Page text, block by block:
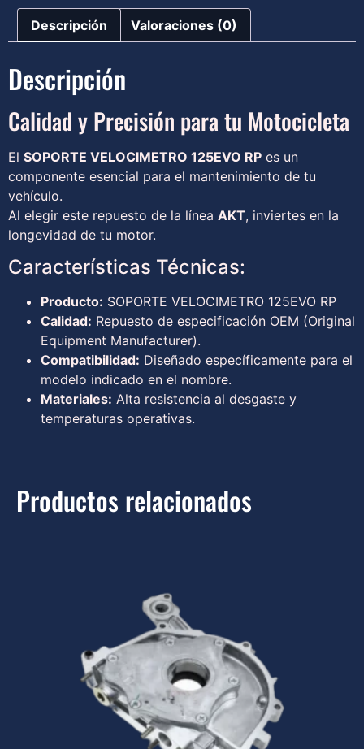
Descripción Valoraciones (0)
Descripción
Calidad y Precisión para tu Motocicleta
El SOPORTE VELOCIMETRO 125EVO RP es un
componente esencial para el mantenimiento de tu
vehículo.
Al elegir este repuesto de la línea AKT, inviertes en la
longevidad de tu motor.
Características Técnicas:
Producto: SOPORTE VELOCIMETRO 125EVO RP
Calidad: Repuesto de especificación OEM (Original
Equipment Manufacturer).
Compatibilidad: Diseñado específicamente para el
modelo indicado en el nombre.
Materiales: Alta resistencia al desgaste y
temperaturas operativas.
Productos relacionados